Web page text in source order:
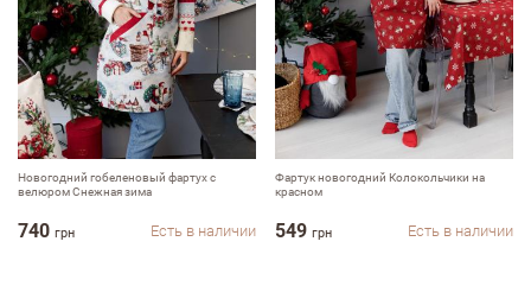
Новогодний гобеленовый фартух с
велюром Снежная зима
740 грн Есть в наличии
Фартук новогодний Колокольчики на
красном
549 грн Есть в наличии